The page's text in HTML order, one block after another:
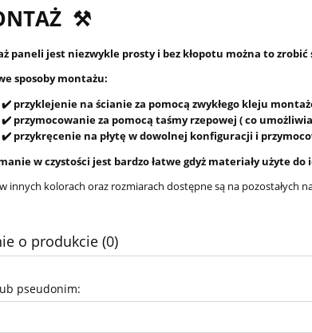
⚒️
paneli jest niezwykle prosty i bez kłopotu można to zrobić
sposoby montażu:
✔️ przyklejenie na ścianie za pomocą zwykłego kleju
✔️ przymocowanie za pomocą taśmy rzepowej ( co
✔️ przykręcenie na płytę w dowolnej konfiguracji i
w czystości jest bardzo łatwe gdyż materiały użyte
innych kolorach oraz rozmiarach dostępne są na pozostałych
o produkcie (0)
pseudonim: